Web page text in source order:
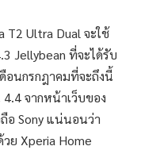
T2 Ultra Dual จะใช้
Jellybean ที่จะได้รับ
อนกรกฎาคมที่จะถึงนี้
จากหน้าเว็บของ
อ Sony แน่นอนว่า
ย Xperia Home